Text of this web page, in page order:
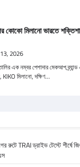
কোকো মিলানো ভারতে
2026
এক নম্বর পেশাদার মেকআপ ব্র্যান্ড
KIKO মিলানো, দক্ষিণ…
রুটে TRAI ড্রাইভ টেস্টে